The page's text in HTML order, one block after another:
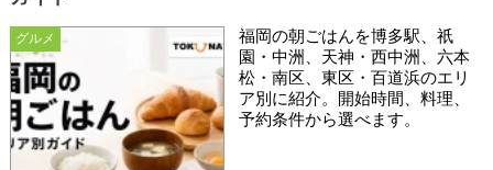
グルメ
福岡の朝ごはんを博多駅、祇
園・中洲、天神・西中洲、六本
松・南区、東区・百道浜のエリ
ア別に紹介。開始時間、料理、
予約条件から選べます。